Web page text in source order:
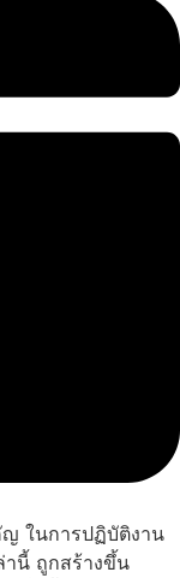
ในการปฏิบัติงาน
นี้ ถูกสร้างขึ้น